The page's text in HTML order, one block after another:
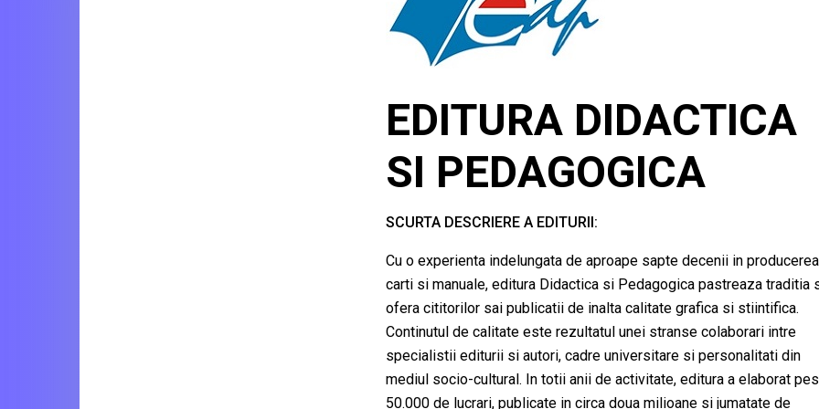
EDITURA DIDACTICA
SI PEDAGOGICA
SCURTA DESCRIERE A EDITURII:
Cu o experienta indelungata de aproape sapte decenii in
carti si manuale, editura Didactica si Pedagogica pastreaza traditia
ofera cititorilor sai publicatii de inalta calitate grafica si stiintifica.
Continutul de calitate este rezultatul unei stranse colaborari intre
specialistii editurii si autori, cadre universitare si personalitati din
mediul socio-cultural. In totii anii de activitate, editura a elaborat
50.000 de lucrari, publicate in circa doua milioane si jumatate de